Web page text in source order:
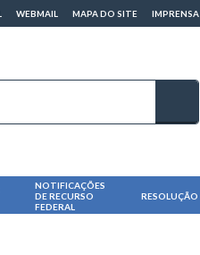
WEBMAIL MAPA DO SITE IMPRENSA
NOTIFICAÇÕES
DE RECURSO
FEDERAL
RESOLUÇÃO